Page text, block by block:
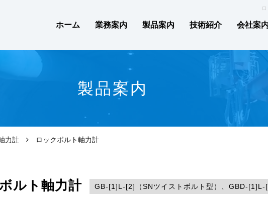
ホーム 業務案内 製品案内 技術紹介 会社案内
製品案内
力計 ロックボルト軸力計
ルト軸力計 GB-[1]L-[2]（SNツイストボルト型）、GBD-[1]L-